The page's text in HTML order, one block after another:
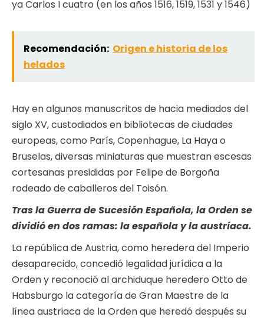
ya Carlos I cuatro (en los años 1516, 1519, 1531 y 1546)
Recomendación: Origen e historia de los
helados
Hay en algunos manuscritos de hacia mediados del
siglo XV, custodiados en bibliotecas de ciudades
europeas, como París, Copenhague, La Haya o
Bruselas, diversas miniaturas que muestran escesas
cortesanas presididas por Felipe de Borgoña
rodeado de caballeros del Toisón.
Tras la Guerra de Sucesión Española, la Orden se
dividió en dos ramas: la española y la austríaca.
La república de Austria, como heredera del Imperio
desaparecido, concedió legalidad jurídica a la
Orden y reconoció al archiduque heredero Otto de
Habsburgo la categoría de Gran Maestre de la
línea austriaca de la Orden que heredó después su